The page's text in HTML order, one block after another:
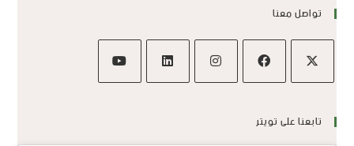
تواصل معنا
تابعنا على تويتر